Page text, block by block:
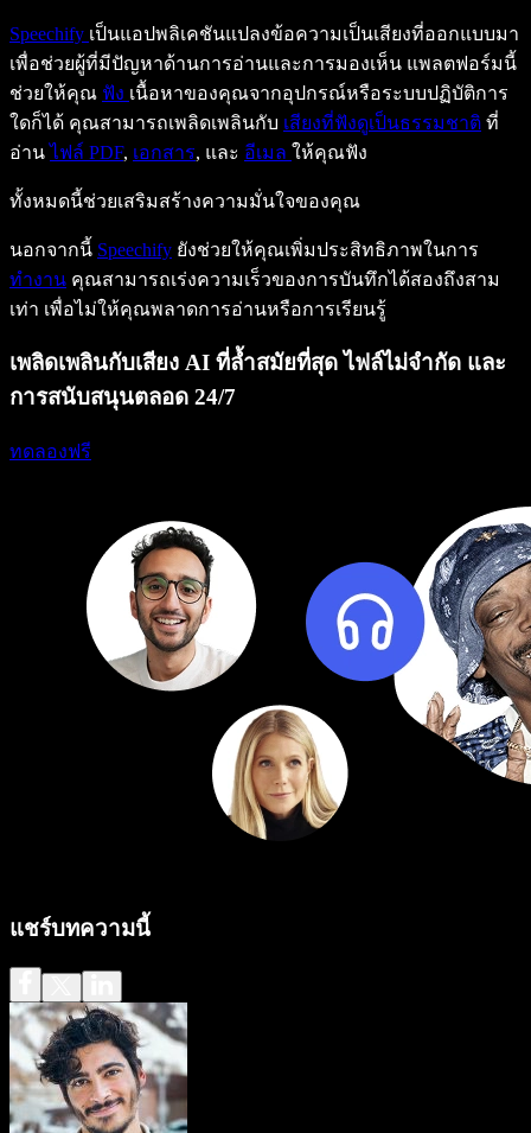
Speechify เป็นแอปพลิเคชันแปลงข้อความเป็นเสียงที่ออกแบบมา
เพื่อช่วยผู้ที่มีปัญหาด้านการอ่านและการมองเห็น แพลตฟอร์มนี้
ช่วยให้คุณ ฟัง เนื้อหาของคุณจากอุปกรณ์หรือระบบปฏิบัติการ
ใดก็ได้ คุณสามารถเพลิดเพลินกับ เสียงที่ฟังดูเป็นธรรมชาติ ที่
อ่านไฟล์ PDF, เอกสาร, และ อีเมล ให้คุณฟัง
ทั้งหมดนี้ช่วยเสริมสร้างความมั่นใจของคุณ
นอกจากนี้ Speechify ยังช่วยให้คุณเพิ่มประสิทธิภาพในการ
ทำงาน คุณสามารถเร่งความเร็วของการบันทึกได้สองถึงสาม
เท่า เพื่อไม่ให้คุณพลาดการอ่านหรือการเรียนรู้
เพลิดเพลินกับเสียง AI ที่ล้ำสมัยที่สุด ไฟล์ไม่จำกัด และ
การสนับสนุนตลอด 24/7
ทดลองฟรี
แชร์บทความนี้